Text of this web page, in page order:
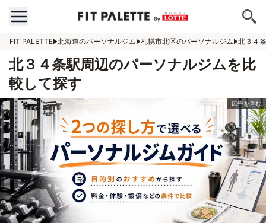
FIT PALETTE 北海道のパーソナルジム 札幌市北区のパーソナルジム 北３４
北３４条駅周辺のパーソナルジムを比
較して探す